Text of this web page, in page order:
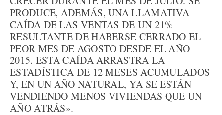
PRODUCE, ADEMÁS, UNA LLAMATIVA
CAÍDA DE LAS VENTAS DE UN 21%
RESULTANTE DE HABERSE CERRADO EL
PEOR MES DE AGOSTO DESDE EL AÑO
2015. ESTA CAÍDA ARRASTRA LA
ESTADÍSTICA DE 12 MESES ACUMULADOS
Y, EN UN AÑO NATURAL, YA SE ESTÁN
VENDIENDO MENOS VIVIENDAS QUE UN
AÑO ATRÁS».